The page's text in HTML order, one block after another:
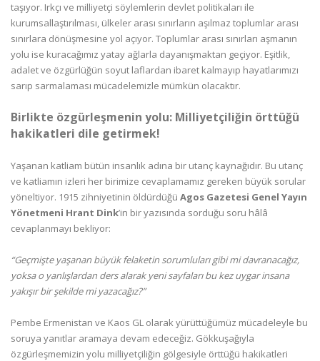
taşıyor. Irkçı ve milliyetçi söylemlerin devlet politikaları ile
kurumsallaştırılması, ülkeler arası sınırların aşılmaz toplumlar arası
sınırlara dönüşmesine yol açıyor. Toplumlar arası sınırları aşmanın
yolu ise kuracağımız yatay ağlarla dayanışmaktan geçiyor. Eşitlik,
adalet ve özgürlüğün soyut laflardan ibaret kalmayıp hayatlarımızı
sarıp sarmalaması mücadelemizle mümkün olacaktır.
Birlikte özgürleşmenin yolu: Milliyetçiliğin örttüğü
hakikatleri dile getirmek!
Yaşanan katliam bütün insanlık adına bir utanç kaynağıdır. Bu utanç
ve katliamın izleri her birimize cevaplamamız gereken büyük sorular
yöneltiyor. 1915 zihniyetinin öldürdüğü Agos Gazetesi Genel Yayın
Yönetmeni Hrant Dink’in bir yazısında sorduğu soru hâlâ
cevaplanmayı bekliyor:
“Geçmişte yaşanan büyük felaketin sorumluları gibi mi davranacağız,
yoksa o yanlışlardan ders alarak yeni sayfaları bu kez uygar insana
yakışır bir şekilde mi yazacağız?”
Pembe Ermenistan ve Kaos GL olarak yürüttüğümüz mücadeleyle bu
soruya yanıtlar aramaya devam edeceğiz. Gökkuşağıyla
özgürleşmemizin yolu milliyetçiliğin gölgesiyle örttüğü hakikatleri